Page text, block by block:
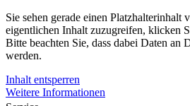
Sie sehen gerade einen Platzhalterinhalt
eigentlichen Inhalt zuzugreifen, klicken
Bitte beachten Sie, dass dabei Daten an
werden.
Inhalt entsperren
Weitere Informationen